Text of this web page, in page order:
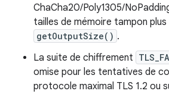
ChaCha20/Poly1305/
tailles de mémoire tampon
getOutputSize() .
La suite de chiffrement
omise pour les tentatives de
protocole maximal TLS 1.2 ou